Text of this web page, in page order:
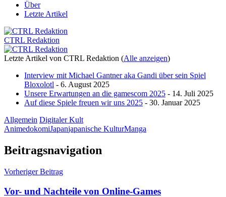
Über
Letzte Artikel
CTRL Redaktion
Letzte Artikel von CTRL Redaktion (Alle anzeigen)
Interview mit Michael Gantner aka Gandi über sein Spiel
Bloxolotl - 6. August 2025
Unsere Erwartungen an die gamescom 2025 - 14. Juli 2025
Auf diese Spiele freuen wir uns 2025 - 30. Januar 2025
Allgemein Digitaler Kult
AnimedokomiJapanjapanische KulturManga
Beitragsnavigation
Vorheriger Beitrag
Vor- und Nachteile von Online-Games